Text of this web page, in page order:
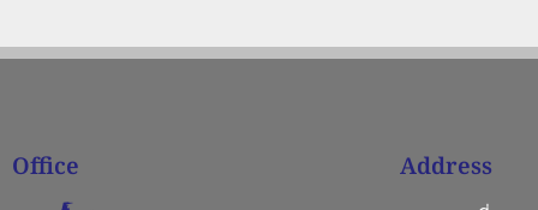
Office Address